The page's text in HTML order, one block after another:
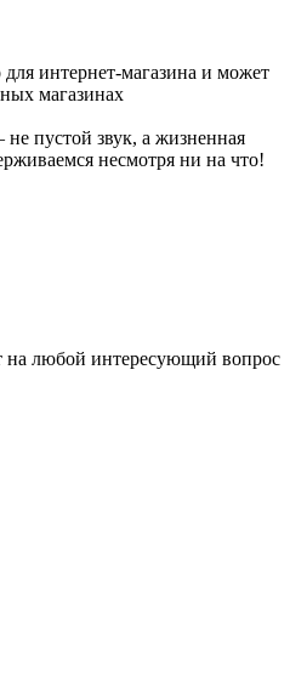
интернет-магазина и может
магазинах
пустой звук, а жизненная
несмотря ни на что!
на любой интересующий вопрос